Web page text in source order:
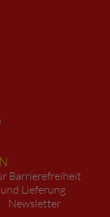
Barrierefreiheit
Lieferung
Newsletter